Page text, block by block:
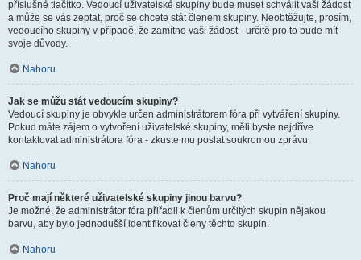
příslušné tlačítko. Vedoucí uživatelské skupiny bude muset schválit vaši žádost
a může se vás zeptat, proč se chcete stát členem skupiny. Neobtěžujte, prosím,
vedoucího skupiny v případě, že zamítne vaši žádost - určitě pro to bude mít
svoje důvody.
Nahoru
Jak se můžu stát vedoucím skupiny?
Vedoucí skupiny je obvykle určen administrátorem fóra při vytváření skupiny.
Pokud máte zájem o vytvoření uživatelské skupiny, měli byste nejdříve
kontaktovat administrátora fóra - zkuste mu poslat soukromou zprávu.
Nahoru
Proč mají některé uživatelské skupiny jinou barvu?
Je možné, že administrátor fóra přiřadil k členům určitých skupin nějakou
barvu, aby bylo jednodušší identifikovat členy těchto skupin.
Nahoru